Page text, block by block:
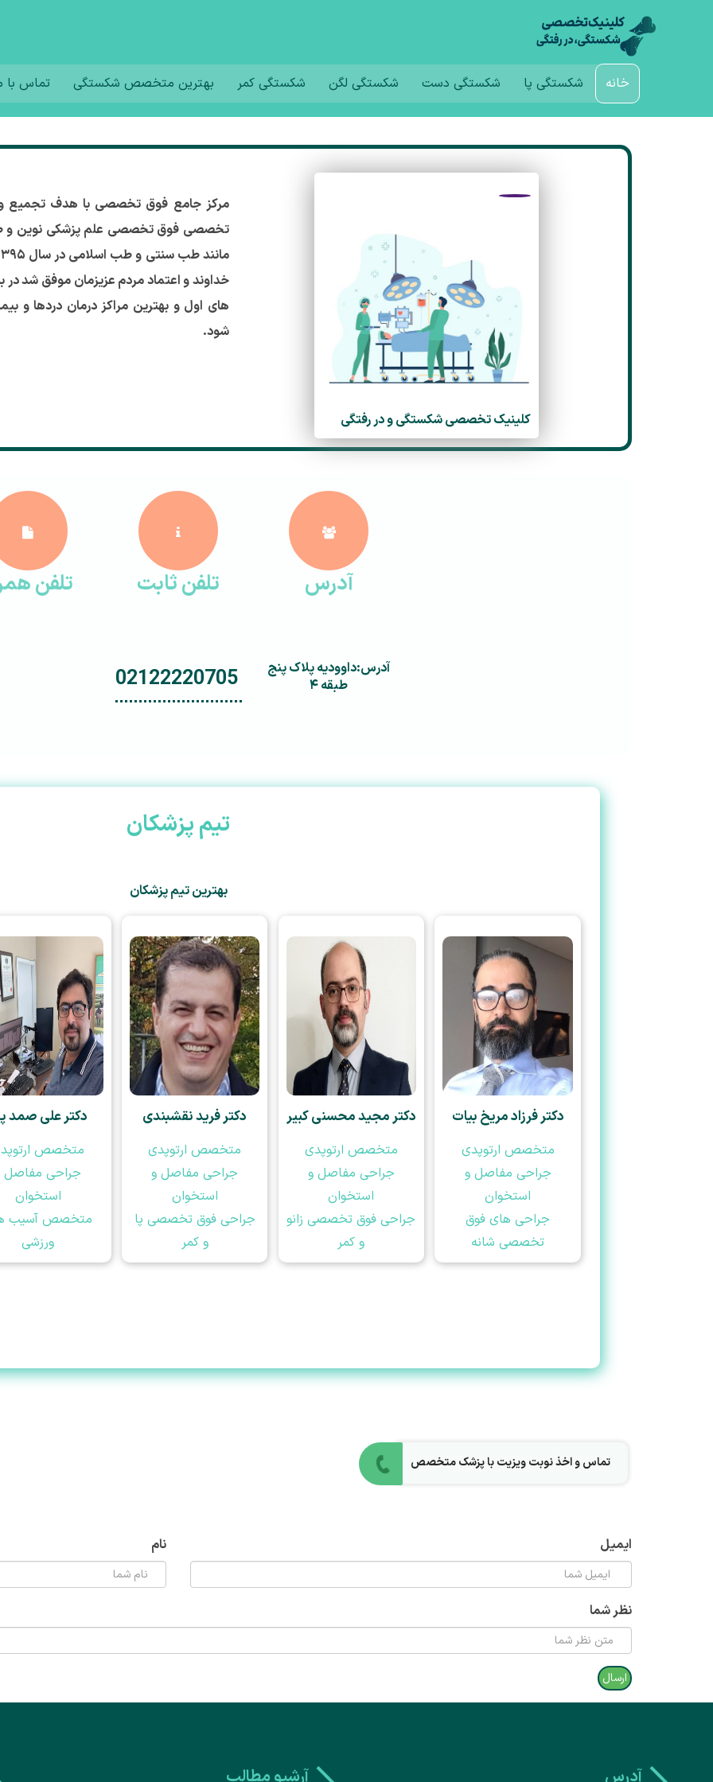
خانه شکستگی پا شکستگی دست شکستگی لگن شکستگی کمر بهترین متخصص شکستگی تماس با
کلینیک تخصصی شکستگی و در رفتگی
مرکز جامع فوق تخصصی با هدف تجمیع و
تخصصی فوق تخصصی علم پزشکی نوین و
خداوند و اعتماد مردم عزیزمان موفق شد در
های اول و بهترین مراکز درمان دردها و
شود.
آدرس
آدرس:داوودیه پلاک پنج
طبقه ۴
تلفن ثابت
02122220705
تلفن
تیم پزشکان
بهترین تیم پزشکان
دکتر فرزاد مریخ بیات
متخصص ارتوپدی
جراحی مفاصل و
استخوان
جراحی های فوق
تخصصی شانه
دکتر مجید محسنی کبیر
متخصص ارتوپدی
جراحی مفاصل و
استخوان
جراحی فوق تخصصی زانو
و کمر
دکتر فرید نقشبندی
متخصص ارتوپدی
جراحی مفاصل و
استخوان
جراحی فوق تخصصی پا
و کمر
دکتر علی صمد
متخصص
جراحی مفاصل
استخوان
متخصص آسیب
ورزشی
تماس و اخذ نوبت ویزیت با پزشک متخصص
نام ایمیل
نظر شما